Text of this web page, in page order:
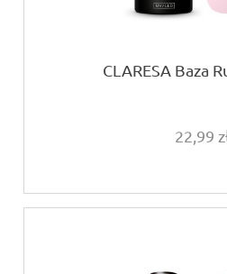
CLARESA Baza
22,99